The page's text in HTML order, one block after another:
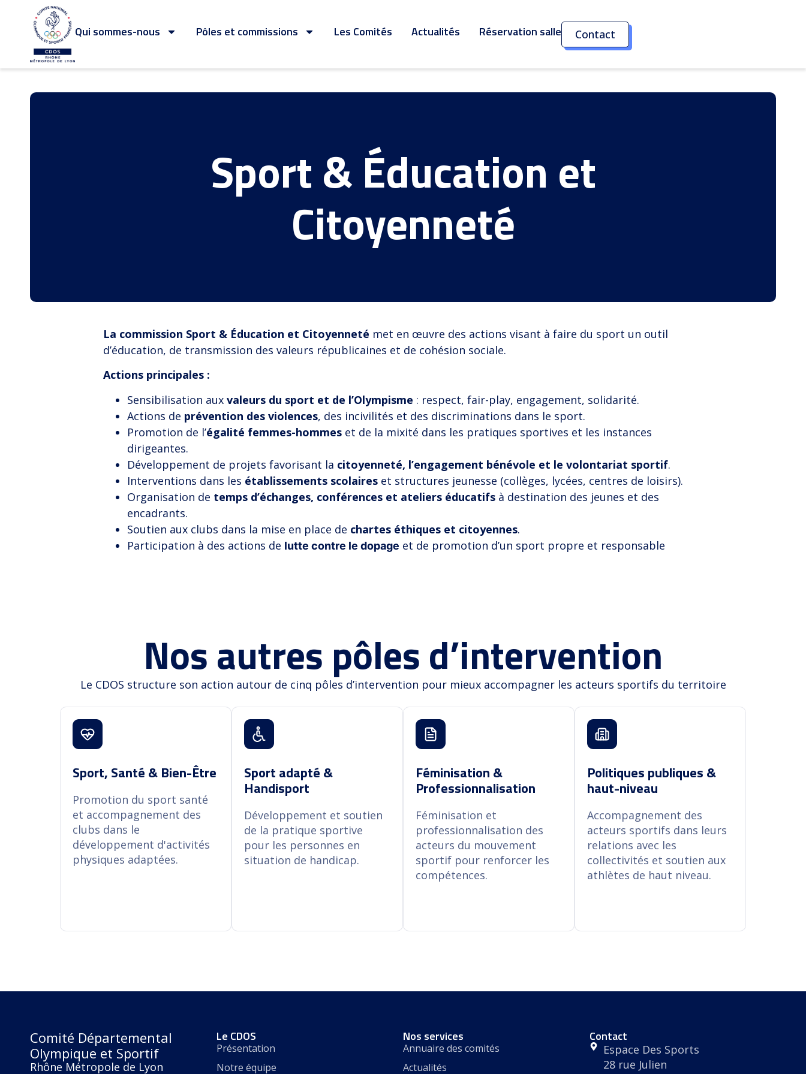
Qui sommes-nous Pôles et commissions Les Comités Actualités Réservation salle Contact
Sport & Éducation et
Citoyenneté
La commission Sport & Éducation et Citoyenneté met en œuvre des actions visant à faire du sport un outil
d’éducation, de transmission des valeurs républicaines et de cohésion sociale.
Actions principales :
Sensibilisation aux valeurs du sport et de l’Olympisme : respect, fair-play, engagement, solidarité.
Actions de prévention des violences, des incivilités et des discriminations dans le sport.
Promotion de l’égalité femmes-hommes et de la mixité dans les pratiques sportives et les instances
dirigeantes.
Développement de projets favorisant la citoyenneté, l’engagement bénévole et le volontariat sportif.
Interventions dans les établissements scolaires et structures jeunesse (collèges, lycées, centres de loisirs).
Organisation de temps d’échanges, conférences et ateliers éducatifs à destination des jeunes et des
encadrants.
Soutien aux clubs dans la mise en place de chartes éthiques et citoyennes.
Participation à des actions de lutte contre le dopage et de promotion d’un sport propre et responsable
Nos autres pôles d’intervention
Le CDOS structure son action autour de cinq pôles d’intervention pour mieux accompagner les acteurs sportifs du territoire
Sport, Santé & Bien-Être
Promotion du sport santé
et accompagnement des
clubs dans le
développement d'activités
physiques adaptées.
Promotion du sport santé
et accompagnement des
clubs dans le
développement d'activités
physiques adaptées.
Sport adapté &
Handisport
Développement et soutien
de la pratique sportive
pour les personnes en
situation de handicap.
Handisport
Développement et soutien
de la pratique sportive
pour les personnes en
situation de handicap.
Féminisation &
Professionnalisation
Féminisation et
professionnalisation des
acteurs du mouvement
sportif pour renforcer les
compétences.
Féminisation &
Professionnalisation
Féminisation et
acteurs du mouvement
sportif pour renforcer les
compétences.
En savoir plus
Politiques publiques &
haut-niveau
Accompagnement des
acteurs sportifs dans leurs
relations avec les
collectivités et soutien aux
athlètes de haut niveau.
Politiques publiques &
haut-niveau
Accompagnement des
relations avec les
collectivités et soutien aux
athlètes de haut niveau.
En savoir plus
Comité Départemental
Olympique et Sportif
Rhône Métropole de Lyon
Le CDOS
Présentation
Notre équipe
Nos services
Annuaire des comités
Actualités
Contact
Espace Des Sports
28 rue Julien